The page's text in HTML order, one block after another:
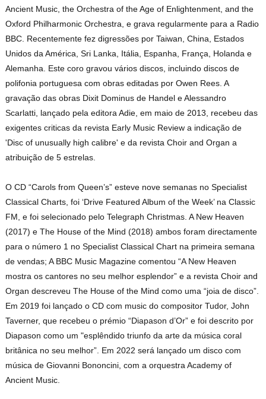
Ancient Music, the Orchestra of the Age of Enlightenment, and the
Oxford Philharmonic Orchestra, e grava regularmente para a Radio
BBC. Recentemente fez digressões por Taiwan, China, Estados
Unidos da América, Sri Lanka, Itália, Espanha, França, Holanda e
Alemanha. Este coro gravou vários discos, incluindo discos de
polifonia portuguesa com obras editadas por Owen Rees. A
gravação das obras Dixit Dominus de Handel e Alessandro
Scarlatti, lançado pela editora Adie, em maio de 2013, recebeu das
exigentes criticas da revista Early Music Review a indicação de
'Disc of unusually high calibre' e da revista Choir and Organ a
atribuição de 5 estrelas.
O CD “Carols from Queen’s” esteve nove semanas no Specialist
Classical Charts, foi ‘Drive Featured Album of the Week’ na Classic
FM, e foi selecionado pelo Telegraph Christmas. A New Heaven
(2017) e The House of the Mind (2018) ambos foram directamente
para o número 1 no Specialist Classical Chart na primeira semana
de vendas; A BBC Music Magazine comentou “A New Heaven
mostra os cantores no seu melhor esplendor” e a revista Choir and
Organ descreveu The House of the Mind como uma “joia de disco”.
Em 2019 foi lançado o CD com music do compositor Tudor, John
Taverner, que recebeu o prémio “Diapason d’Or” e foi descrito por
Diapason como um "esplêndido triunfo da arte da música coral
britânica no seu melhor”. Em 2022 será lançado um disco com
música de Giovanni Bononcini, com a orquestra Academy of
Ancient Music.